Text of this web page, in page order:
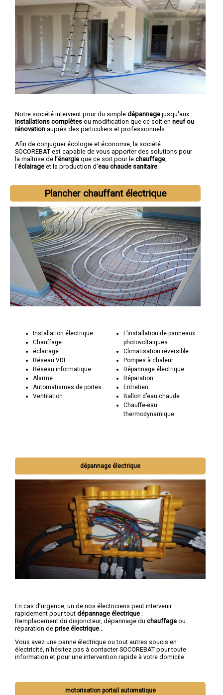
Notre société intervient pour du simple dépannage jusqu'aux
installations complètes ou modification que ce soit en neuf ou
rénovation auprès des particuliers et professionnels.
Afin de conjuguer écologie et économie, la société
SOCOREBAT est capable de vous apporter des solutions pour
la maîtrise de l’énergie que ce soit pour le chauffage
l’éclairage et la production d’eau chaude sanitaire
Plancher chauffant électrique
Installation électrique
Chauffage
éclairage
Réseau VDI
Réseau informatique
Alarme
Automatismes de portes
Ventilation
L’installation de panneaux
photovoltaïques
Climatisation réversible
Pompes à chaleur
Dépannage électrique
Réparation
Entretien
Ballon d’eau chaude
Chauffe-eau
thermodynamique
dépannage électrique
En cas d’urgence, un de nos électriciens peut intervenir
rapidement pour tout dépannage électrique :
Remplacement du disjoncteur, dépannage du chauffage ou
réparation de prise électrique
Vous avez une panne électrique ou tout autres soucis en
électricité, n’hésitez pas à contacter SOCOREBAT pour toute
information et pour une intervention rapide à votre domicile.
motorisation portail automatique